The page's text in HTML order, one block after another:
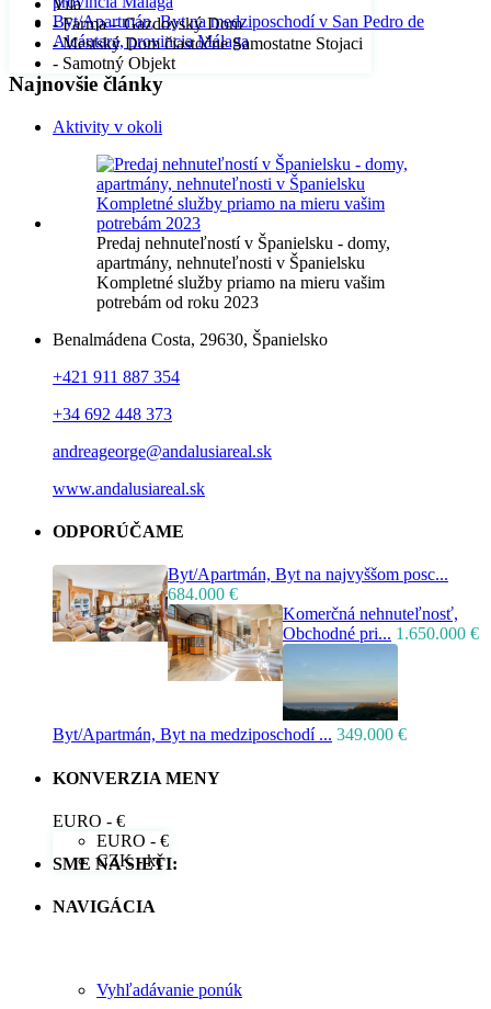
Vila
- Farma – Gazdovský Dom
- Mestský Dom čiastočne Samostatne Stojaci
- Samotný Objekt
Byt/Apartmán, Byt na medziposchodí v San Pedro de
Alcántara, provincia Málaga
Najnovšie články
Aktivity v okoli
Predaj nehnuteľností v Španielsku - domy,
apartmány, nehnuteľnosti v Španielsku
Kompletné služby priamo na mieru vašim
potrebám od roku 2023
Benalmádena Costa, 29630, Španielsko
+421 911 887 354
+34 692 448 373
andreageorge@andalusiareal.sk
www.andalusiareal.sk
ODPORÚČAME
Byt/Apartmán, Byt na najvyššom posc...
684.000 €
Komerčná nehnuteľnosť,
Obchodné pri... 1.650.000 €
Byt/Apartmán, Byt na medziposchodí ... 349.000 €
KONVERZIA MENY
EURO - €
EURO - €
CZK - kč
SME NA SIETI:
NAVIGÁCIA
Vyhľadávanie ponúk